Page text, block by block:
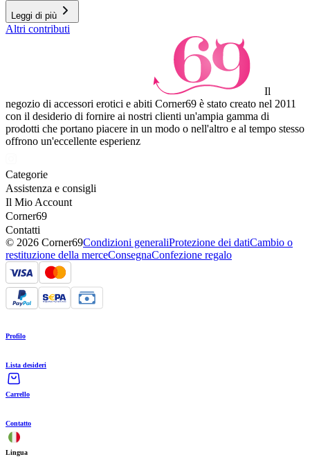
Leggi di più
Altri contributi
Il
negozio di accessori erotici e abiti Corner69 è stato creato nel 2011
con il desiderio di fornire ai nostri clienti un'ampia gamma di
prodotti che portano piacere in un modo o nell'altro e al tempo stesso
offrono un'eccellente esperienz
Categorie
Assistenza e consigli
Il Mio Account
Corner69
Contatti
© 2026 Corner69Condizioni generaliProtezione dei datiCambio o
restituzione della merceConsegnaConfezione regalo
Profilo
Lista desideri
Carrello
Contatto
Lingua